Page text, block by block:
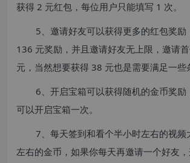
获得 2 元红包，每位用户只能填写 1 次。
5、邀请好友可以获得更多的红包奖励
136 元奖励，并且邀请好友无上限，邀请
元，当然想要获得 38 元也是需要满足一些
6、开启宝箱可以获得随机的金币奖励
可以开启宝箱一次。
7、每天签到和看个半小时左右的视频
左右的金币，如果你每天再邀请一个好友